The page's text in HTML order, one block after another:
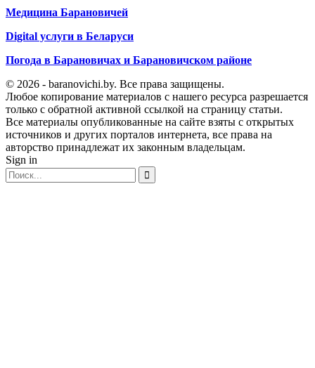
Медицина Барановичей
Digital услуги в Беларуси
Погода в Барановичах и Барановичском районе
© 2026 - baranovichi.by. Все права защищены.
Любое копирование материалов с нашего ресурса разрешается
только с обратной активной ссылкой на страницу статьи.
Все материалы опубликованные на сайте взяты с открытых
источников и других порталов интернета, все права на
авторство принадлежат их законным владельцам.
Sign in